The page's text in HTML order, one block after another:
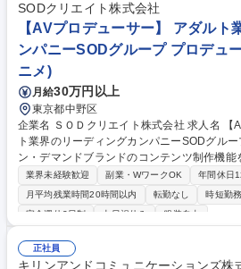
SODクリエイト株式会社
【AVプロデューサー】 アダルト
ンパニーSODグループ プロデュ
ニメ)
月給30万円以上
東京都中野区
企業名 ＳＯＤクリエイト株式会社 求人名 【AVプロデューサー】★アダル
ト業界のリーディングカンパニーSODグループ★ 仕事の内容 ソフ
ン・デマンドブランドのコンテンツ制作機能
サー業務全般をお任せします。 具体的には下
品の企画・立案 ■予算管理 ■出演女優の面接
タッフの選定 ■現場での演出の確認・指示 ■
リーディングカンパニーSODグループ★
業界未経験歓迎 副業・WワークOK
年間休日
月平均残業時間20時間以内
転勤なし 時短勤
完全週休2日制
土日祝休み 服装自由
正社員
キリンアンドコミュニケーションズ株